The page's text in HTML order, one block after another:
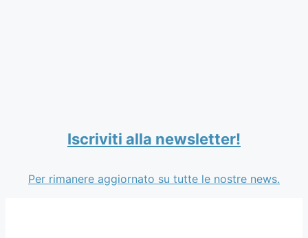
Iscriviti alla newsletter!
Per rimanere aggiornato su tutte le nostre news.